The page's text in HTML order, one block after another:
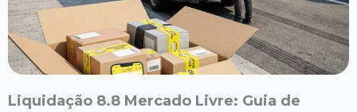
Liquidação 8.8 Mercado Livre: Guia de